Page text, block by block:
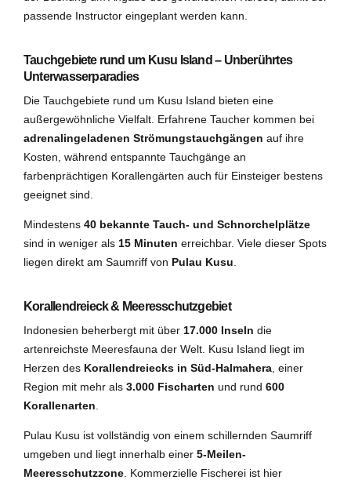
passende Instructor eingeplant werden kann.
Tauchgebiete rund um Kusu Island – Unberührtes
Unterwasserparadies
Die Tauchgebiete rund um Kusu Island bieten eine
außergewöhnliche Vielfalt. Erfahrene Taucher kommen bei
adrenalingeladenen Strömungstauchgängen auf ihre
Kosten, während entspannte Tauchgänge an
farbenprächtigen Korallengärten auch für Einsteiger bestens
geeignet sind.
Mindestens 40 bekannte Tauch- und Schnorchelplätze
sind in weniger als 15 Minuten erreichbar. Viele dieser Spots
liegen direkt am Saumriff von Pulau Kusu
Korallendreieck & Meeresschutzgebiet
Indonesien beherbergt mit über 17.000 Inseln die
artenreichste Meeresfauna der Welt. Kusu Island liegt im
Herzen des Korallendreiecks in Süd-Halmahera , einer
Region mit mehr als 3.000 Fischarten und rund 600
Korallenarten
Pulau Kusu ist vollständig von einem schillernden Saumriff
umgeben und liegt innerhalb einer 5-Meilen-
Meeresschutzzone . Kommerzielle Fischerei ist hier